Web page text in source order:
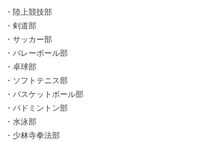
・陸上競技部
・剣道部
・サッカー部
・バレーボール部
・卓球部
・ソフトテニス部
・バスケットボール部
・バドミントン部
・水泳部
・少林寺拳法部